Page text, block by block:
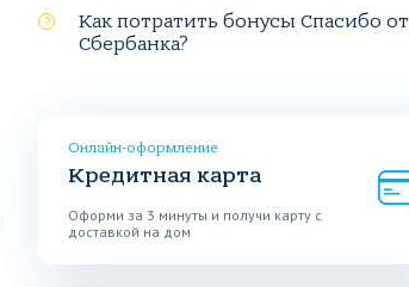
Как потратить бонусы Спасибо от
Сбербанка?
Онлайн-оформление
Кредитная карта
Оформи за 3 минуты и получи карту с
доставкой на дом